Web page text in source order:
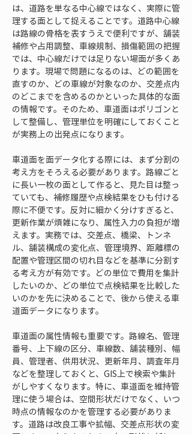
は、道路を単なる中心線ではなく、実際に管
理する面として捉えることです。道路中心線
は路線の骨格を表すうえで便利ですが、舗装
補修や占用調整、車線規制、損傷範囲の把握
では、中心線だけでは足りない場面が多くあ
ります。現場で問題になるのは、どの範囲を
直すのか、どの車線が対象なのか、交差点内
のどこまでを含めるのかといった具体的な面
の情報です。そのため、車道面はポリゴンと
して整備し、管理単位を明確にしておくこと
が実務上の出発点になります。
車道面を面データ化する際には、まず分割の
考え方をそろえる必要があります。路線ごと
に長い一枚の面として作ると、見た目は整っ
ていても、補修履歴や点検結果をひも付ける
際に不便です。反対に細かく分けすぎると、
更新作業が煩雑になり、属性入力の負担が増
えます。実務では、交差点、橋梁、トンネ
ル、舗装構成の変化点、管理境界、距離標の
配置や管理区間の切れ目などを基準に分割す
る考え方が有効です。どの単位で費用を集計
したいのか、どの単位で点検結果を比較した
いのかを先に決めることで、後から使える車
道面データになります。
車道面の属性情報も重要です。路線名、管理
番号、上下線の区分、車線数、舗装種別、幅
員、管理者、供用状況、更新年月、調査年月
などを整理しておくと、GIS上で検索や集計
がしやすくなります。特に、車道面を維持管
理に使う場合は、空間形状だけでなく、いつ
時点の情報なのかを管理する必要がありま
す。道路は改良工事や拡幅、交差点形状の変